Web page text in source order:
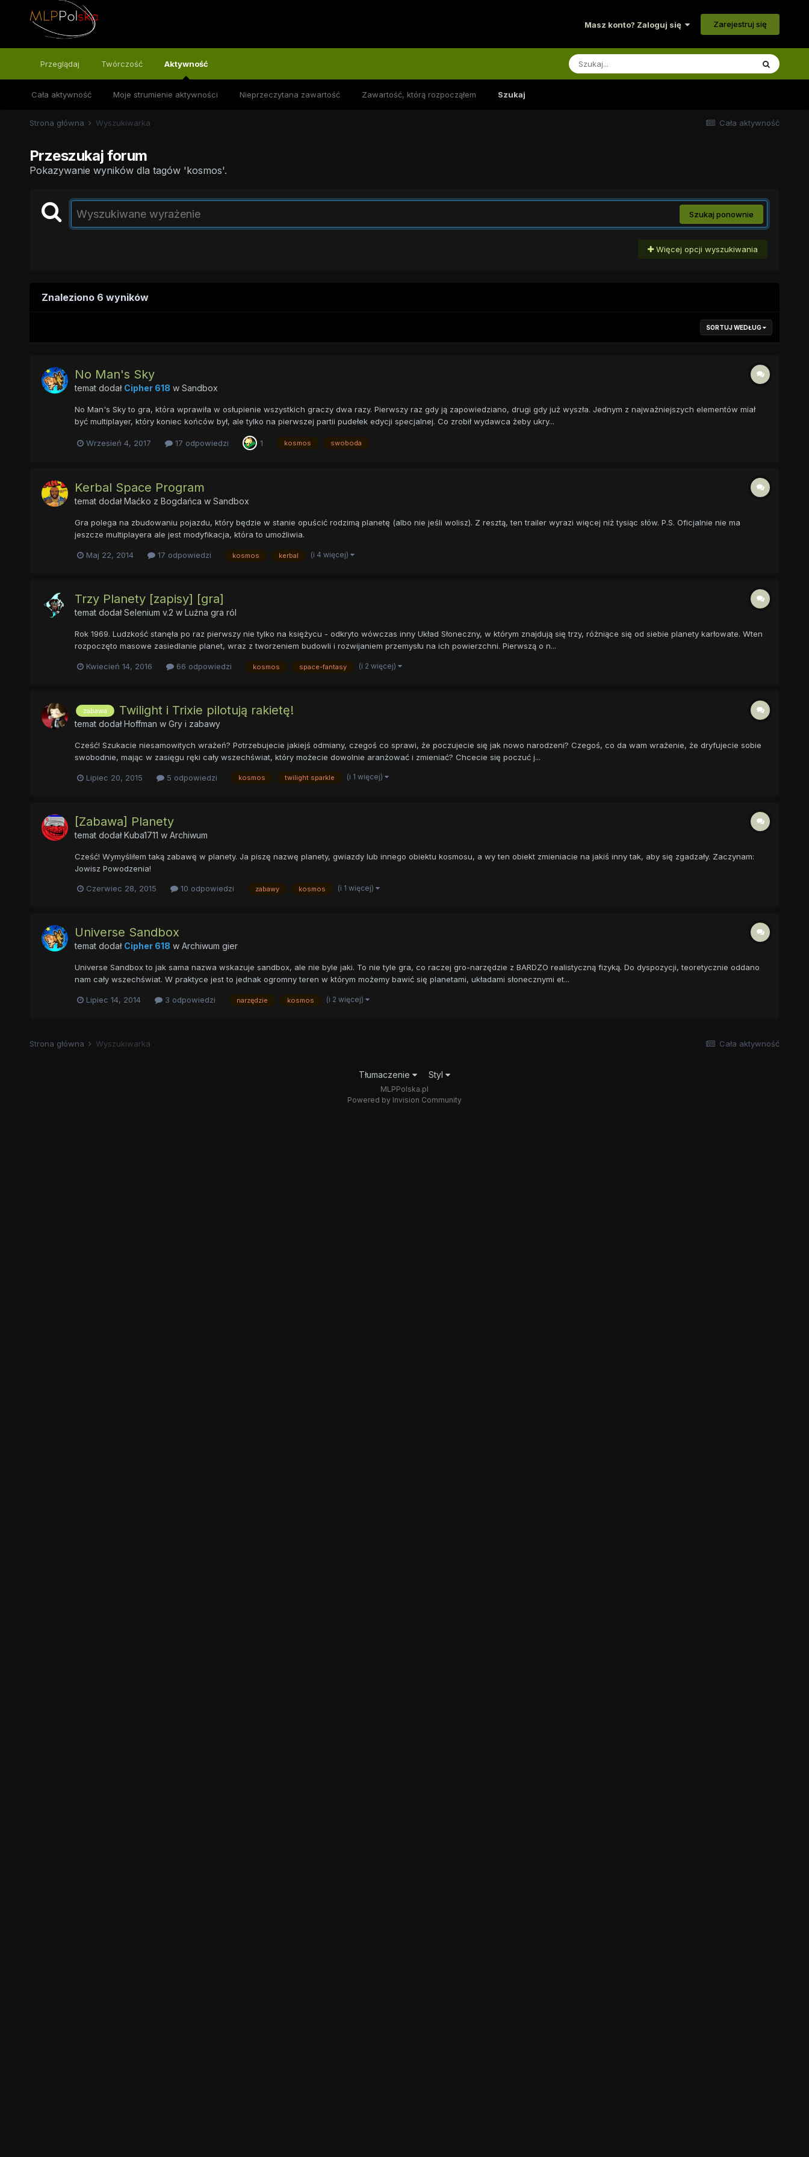
Masz konto? Zaloguj się Zarejestruj się
Przeglądaj Twórczość Aktywność
Cała aktywność Moje strumienie aktywności Nieprzeczytana zawartość Zawartość, którą rozpocząłem Szukaj
Cała aktywność
Strona główna Wyszukiwarka
Przeszukaj forum
Pokazywanie wyników dla tagów 'kosmos'.
Szukaj ponownie
Więcej opcji wyszukiwania
Znaleziono 6 wyników
SORTUJ WEDŁUG
No Man's Sky
temat dodał Cipher 618 w Sandbox
No Man's Sky to gra, która wprawiła w osłupienie wszystkich graczy dwa razy. Pierwszy raz gdy ją zapowiedziano, drugi gdy już wyszła. Jednym z najważniejszych elementów miał
być multiplayer, który koniec końców był, ale tylko na pierwszej partii pudełek edycji specjalnej. Co zrobił wydawca żeby ukry...
Wrzesień 4, 2017 17 odpowiedzi 1 kosmos swoboda
Kerbal Space Program
temat dodałMaćko z Bogdańca w Sandbox
Gra polega na zbudowaniu pojazdu, który będzie w stanie opuścić rodzimą planetę (albo nie jeśli wolisz). Z resztą, ten trailer wyrazi więcej niż tysiąc słów. P.S. Oficjalnie nie ma
jeszcze multiplayera ale jest modyfikacja, która to umożliwia.
Maj 22, 2014 17 odpowiedzi kosmos kerbal (i 4 więcej)
Trzy Planety [zapisy] [gra]
temat dodałSelenium v.2 w Luźna gra ról
Rok 1969. Ludzkość stanęła po raz pierwszy nie tylko na księżycu - odkryto wówczas inny Układ Słoneczny, w którym znajdują się trzy, różniące się od siebie planety karłowate. Wten
rozpoczęto masowe zasiedlanie planet, wraz z tworzeniem budowli i rozwijaniem przemysłu na ich powierzchni. Pierwszą o n...
Kwiecień 14, 2016 66 odpowiedzi kosmos space-fantasy (i 2 więcej)
zabawa Twilight i Trixie pilotują rakietę!
temat dodałHoffman w Gry i zabawy
Cześć! Szukacie niesamowitych wrażeń? Potrzebujecie jakiejś odmiany, czegoś co sprawi, że poczujecie się jak nowo narodzeni? Czegoś, co da wam wrażenie, że dryfujecie sobie
swobodnie, mając w zasięgu ręki cały wszechświat, który możecie dowolnie aranżować i zmieniać? Chcecie się poczuć j...
Lipiec 20, 2015 5 odpowiedzi kosmos twilight sparkle (i 1 więcej)
[Zabawa] Planety
temat dodałKuba1711 w Archiwum
Cześć! Wymyśliłem taką zabawę w planety. Ja piszę nazwę planety, gwiazdy lub innego obiektu kosmosu, a wy ten obiekt zmieniacie na jakiś inny tak, aby się zgadzały. Zaczynam:
Jowisz Powodzenia!
Czerwiec 28, 2015 10 odpowiedzi zabawy kosmos (i 1 więcej)
Universe Sandbox
temat dodał Cipher 618 w Archiwum gier
Universe Sandbox to jak sama nazwa wskazuje sandbox, ale nie byle jaki. To nie tyle gra, co raczej gro-narzędzie z BARDZO realistyczną fizyką. Do dyspozycji, teoretycznie oddano
nam cały wszechświat. W praktyce jest to jednak ogromny teren w którym możemy bawić się planetami, układami słonecznymi et...
Lipiec 14, 2014 3 odpowiedzi narzędzie kosmos (i 2 więcej)
Cała aktywność
Strona główna Wyszukiwarka
Tłumaczenie Styl
MLPPolska.pl
Powered by Invision Community